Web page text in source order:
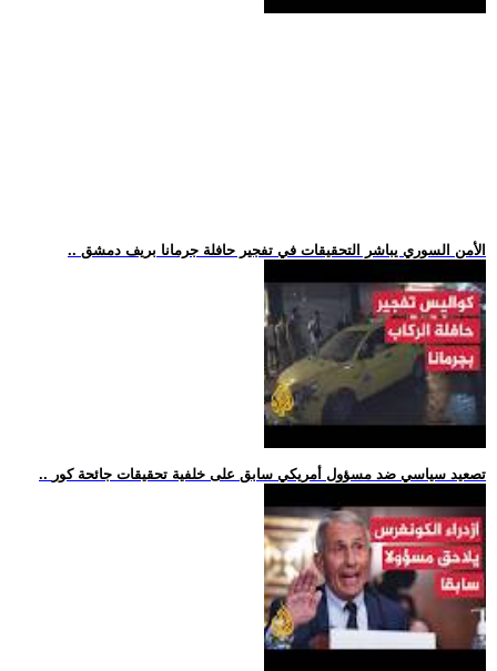
.. الأمن السوري يباشر التحقيقات في تفجير حافلة جرمانا بريف دمشق
.. تصعيد سياسي ضد مسؤول أمريكي سابق على خلفية تحقيقات جائحة كور